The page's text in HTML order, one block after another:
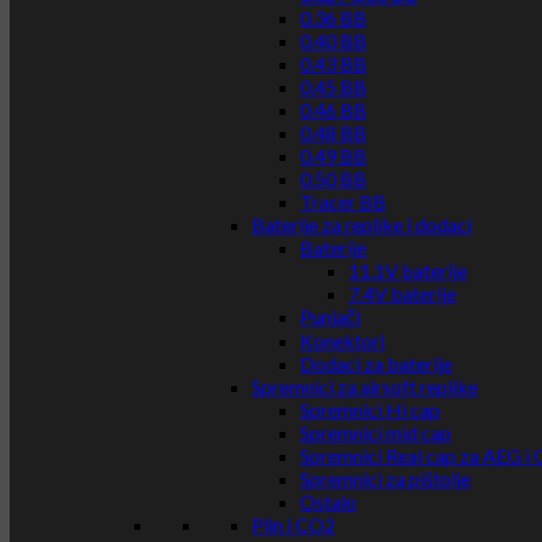
0.36 BB
0.40 BB
0.43 BB
0.45 BB
0.46 BB
0.48 BB
0.49 BB
0.50 BB
Tracer BB
Baterije za replike i dodaci
Baterije
11.1V baterije
7.4V baterije
Punjači
Konektori
Dodaci za baterije
Spremnici za airsoft replike
Spremnici Hi cap
Spremnici mid cap
Spremnici Real cap za AEG i
Spremnici za pištolje
Ostalo
Plin i CO2